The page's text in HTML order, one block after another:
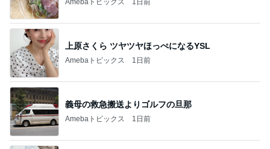
上原さくら ツヤツヤほっぺになるYSL
Amebaトピックス 1日前
義母の救急搬送よりゴルフの旦那
Amebaトピックス 1日前